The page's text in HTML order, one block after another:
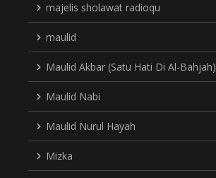
majelis sholawat radioqu
maulid
Maulid Akbar (Satu Hati Di Al-Bahjah)
Maulid Nabi
Maulid Nurul Hayah
Mizka